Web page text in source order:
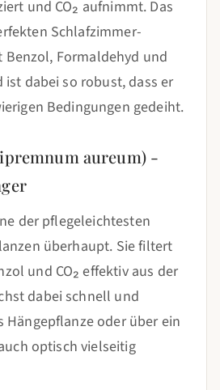
und CO₂ aufnimmt. Das
Schlafzimmer-
Benzol, Formaldehyd und
dabei so robust, dass er
Bedingungen gedeiht.
aureum) -
der pflegeleichtesten
überhaupt. Sie filtert
und CO₂ effektiv aus der
dabei schnell und
oder über ein
optisch vielseitig